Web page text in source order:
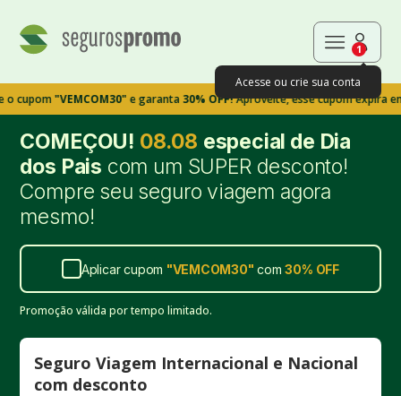
1
Acesse ou crie sua conta
"VEMCOM30"e garanta30% OFF!Aproveite, esse cupom expira em 9m39s
COMEÇOU! 08.08 especial de Dia
dos Pais com um SUPER desconto!
Compre seu seguro viagem agora
mesmo!
Aplicar cupom "VEMCOM30" com30% OFF
Promoção válida por tempo limitado.
Seguro Viagem Internacional e Nacional
com desconto